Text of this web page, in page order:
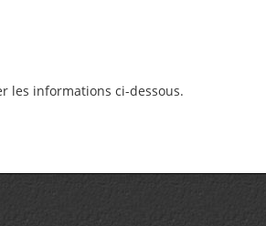
les informations ci-dessous.